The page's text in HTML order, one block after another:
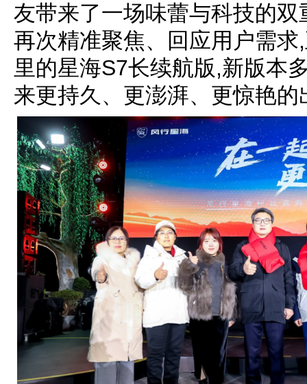
友带来了一场味蕾与科技的
再次精准聚焦、回应用户需
里的星海S7长续航版,新版本
来更持久、更澎湃、更惊艳的